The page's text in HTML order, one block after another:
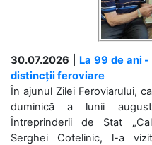
30.07.2026
La 99 de ani
distincții feroviare
În ajunul Zilei Feroviarului,
duminică a lunii
Întreprinderii de Stat
Serghei Cotelinic, l-a